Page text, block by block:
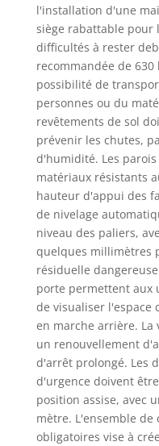
l'installation d'une
siège rabattable pour
difficultés à rester
recommandée de
possibilité de
personnes ou du
revêtements de sol
prévenir les chutes,
d'humidité. Les
matériaux résistants
hauteur d'appui des
de nivelage
niveau des paliers,
quelques millimètres
résiduelle
porte permettent
de visualiser l'espace
en marche arrière. La
un renouvellement
d'arrêt prolongé. Les
d'urgence doivent
position assise, avec
mètre. L'ensemble de
obligatoires vise à